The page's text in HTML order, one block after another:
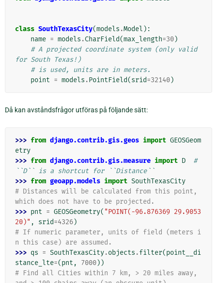
class SouthTexasCity(models .Model ):
name = models .CharField(max_length=30)
# A projected coordinate system (only valid
for South Texas!)
# is used, units are in meters.
point = models .PointField(srid=32140)
Då kan avståndsfrågor utföras på följande sätt:
>>> from django.contrib.gis.geos import GEOSGeom
etry
>>> from django.contrib.gis.measure import D
#
``D`` is a shortcut for ``Distance``
>>> from geoapp.models import SouthTexasCity
# Distances will be calculated from this point,
which does not have to be projected.
>>> pnt = GEOSGeometry( "POINT(-96.876369 29.9053
20)" , srid=4326)
# If numeric parameter, units of field (meters i
n this case) are assumed.
>>> qs = SouthTexasCity.objects .filter(point__di
stance_lte=(pnt , 7000))
# Find all Cities within 7 km, > 20 miles away,